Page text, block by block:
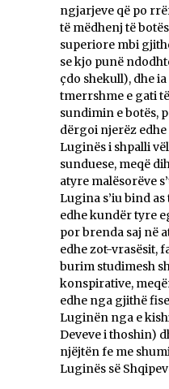
ngjarjeve që po
të mëdhenj të
superiore mbi
se kjo punë
çdo shekull), dhe
tmerrshme e gati
sundimin e botës,
dërgoi njerëz edhe
Luginës i shpalli
sunduese, meqë
atyre malësorëve
Lugina s’iu bind
edhe kundër tyre
por brenda saj në
edhe zot-vrasësit,
burim studimesh
konspirative,
edhe nga gjithë
Luginën nga e
Deveve i thoshin)
njëjtën fe me
Luginës së